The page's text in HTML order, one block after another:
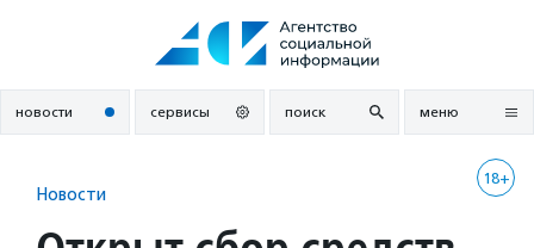
новости сервисы поиск меню
18+
Новости